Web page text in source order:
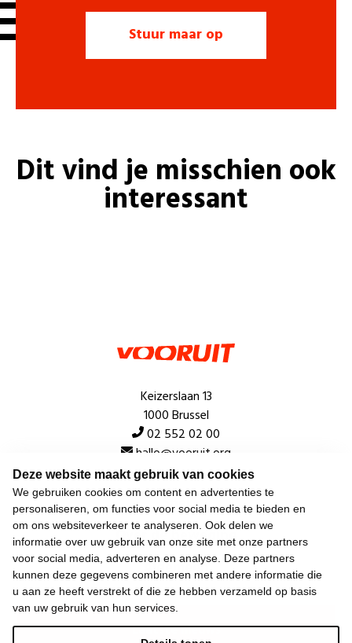
Deze website maakt gebruik van cookies
We gebruiken cookies om content en advertenties te
personaliseren, om functies voor social media te bieden en
om ons websiteverkeer te analyseren. Ook delen we
informatie over uw gebruik van onze site met onze partners
voor social media, adverteren en analyse. Deze partners
kunnen deze gegevens combineren met andere informatie die
u aan ze heeft verstrekt of die ze hebben verzameld op basis
van uw gebruik van hun services.
Dit vind je misschien ook
interessant
Keizerslaan 13
1000 Brussel
02 552 02 00
hallo@vooruit.org
Snel
Over de beweging
Algemeen
Laatste nieuws